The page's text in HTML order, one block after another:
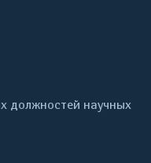
должностей научных